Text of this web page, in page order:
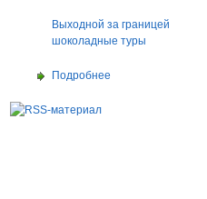
Выходной за границей
шоколадные туры
Подробнее